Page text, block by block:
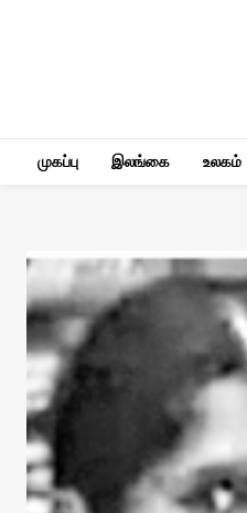
முகப்பு இலங்கை உலகம்